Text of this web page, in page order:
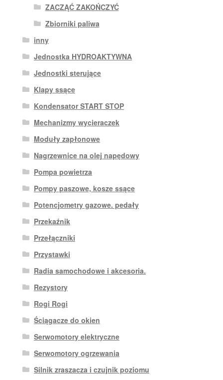
ZACZĄĆ ZAKOŃCZYĆ
Zbiorniki paliwa
inny
Jednostka HYDROAKTYWNA
Jednostki sterujące
Klapy ssące
Kondensator START STOP
Mechanizmy wycieraczek
Moduły zapłonowe
Nagrzewnice na olej napędowy
Pompa powietrza
Pompy paszowe, kosze ssące
Potencjometry gazowe. pedały
Przekaźnik
Przełączniki
Przystawki
Radia samochodowe i akcesoria.
Rezystory
Rogi Rogi
Ściągacze do okien
Serwomotory elektryczne
Serwomotory ogrzewania
Silnik zraszacza i czujnik poziomu